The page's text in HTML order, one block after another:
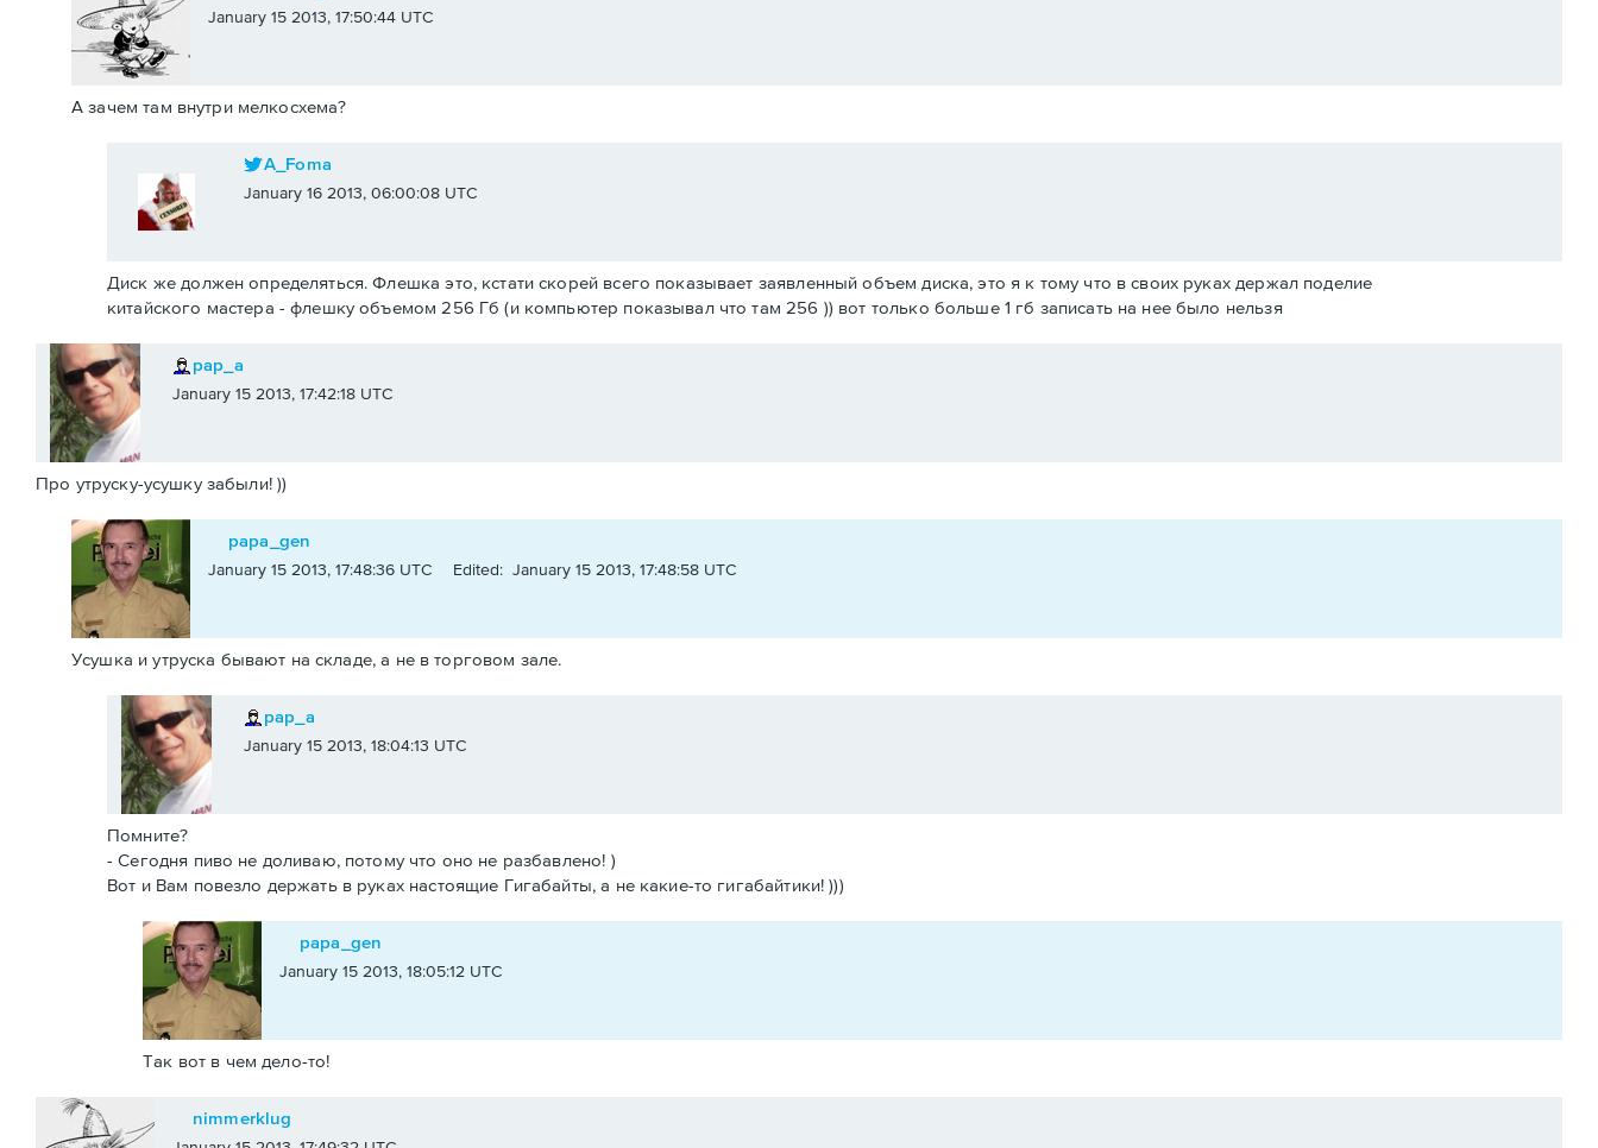
January 15 2013, 17:50:44 UTC
А зачем там внутри мелкосхема?
A_Foma
January 16 2013, 06:00:08 UTC
Диск же должен определяться. Флешка это, кстати скорей всего показывает заявленный объем диска, это я к тому что в своих руках держал поделие
китайского мастера - флешку объемом 256 Гб (и компьютер показывал что там 256 )) вот только больше 1 гб записать на нее было нельзя
pap_a
January 15 2013, 17:42:18 UTC
Про утруску-усушку забыли! ))
papa_gen
January 15 2013, 17:48:36 UTC Edited: January 15 2013, 17:48:58 UTC
Усушка и утруска бывают на складе, а не в торговом зале.
pap_a
January 15 2013, 18:04:13 UTC
Помните?
- Сегодня пиво не доливаю, потому что оно не разбавлено! )
Вот и Вам повезло держать в руках настоящие Гигабайты, а не какие-то гигабайтики! )))
papa_gen
January 15 2013, 18:05:12 UTC
Так вот в чем дело-то!
nimmerklug